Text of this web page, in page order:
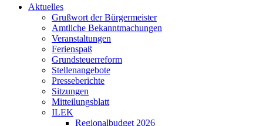
Aktuelles
Grußwort der Bürgermeister
Amtliche Bekanntmachungen
Veranstaltungen
Ferienspaß
Grundsteuerreform
Stellenangebote
Presseberichte
Sitzungen
Mitteilungsblatt
ILEK
Regionalbudget 2026